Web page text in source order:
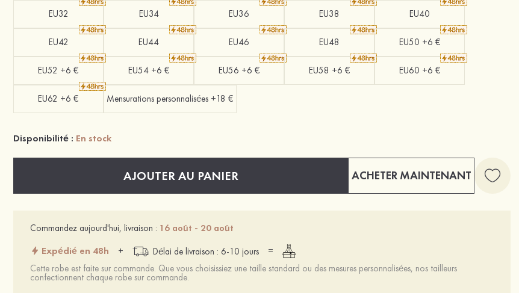
EU32 EU34 EU36 EU38 EU40
EU42 EU44 EU46 EU48 EU50 +6 €
EU52 +6 € EU54 +6 € EU56 +6 € EU58 +6 € EU60 +6 €
EU62 +6 € Mensurations personnalisées +18 €
Disponibilité : En stock
AJOUTER AU PANIER ACHETER MAINTENANT
Commandez aujourd'hui, livraison : 16 août - 20 août
Expédié en 48h + Délai de livraison : 6-10 jours
=
Cette robe est faite sur commande. Que vous choisissiez une taille standard ou des mesures personnalisées, nos tailleurs
confectionnent chaque robe sur commande.